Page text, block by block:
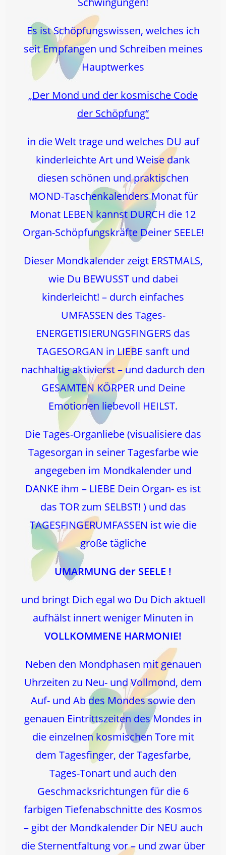
Es ist Schöpfungswissen, welches ich
seit Empfangen und Schreiben meines
Hauptwerkes
„Der Mond und der kosmische Code
der Schöpfung“
in die Welt trage und welches DU auf
kinderleichte Art und Weise dank
diesen schönen und praktischen
MOND-Taschenkalenders Monat für
Monat LEBEN kannst DURCH die 12
Organ-Schöpfungskräfte Deiner SEELE!
Dieser Mondkalender zeigt ERSTMALS,
wie Du BEWUSST und dabei
kinderleicht! – durch einfaches
UMFASSEN des Tages-
ENERGETISIERUNGSFINGERS das
TAGESORGAN in LIEBE sanft und
nachhaltig aktivierst – und dadurch den
GESAMTEN KÖRPER und Deine
Emotionen liebevoll HEILST.
Die Tages-Organliebe (visualisiere das
Tagesorgan in seiner Tagesfarbe wie
angegeben im Mondkalender und
DANKE ihm – LIEBE Dein Organ- es ist
das TOR zum SELBST! ) und das
TAGESFINGERUMFASSEN ist wie die
große tägliche
UMARMUNG der SEELE !
und bringt Dich egal wo Du Dich aktuell
aufhälst innert weniger Minuten in
VOLLKOMMENE HARMONIE!
Neben den Mondphasen mit genauen
Uhrzeiten zu Neu- und Vollmond, dem
Auf- und Ab des Mondes sowie den
genauen Eintrittszeiten des Mondes in
die einzelnen kosmischen Tore mit
dem Tagesfinger, der Tagesfarbe,
Tages-Tonart und auch den
Geschmacksrichtungen für die 6
farbigen Tiefenabschnitte des Kosmos
– gibt der Mondkalender Dir NEU auch
die Sternentfaltung vor – und zwar über